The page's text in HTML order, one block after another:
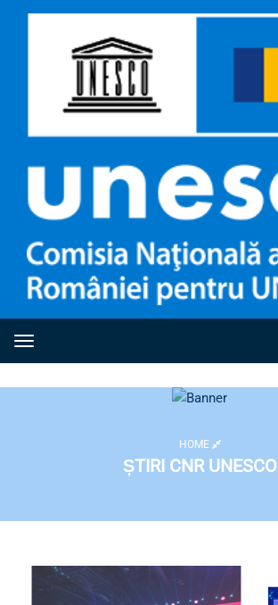
Toggle navigation
HOME
ȘTIRI CNR UNESCO